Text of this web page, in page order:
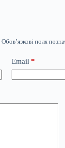
Обов’язкові поля
Email *